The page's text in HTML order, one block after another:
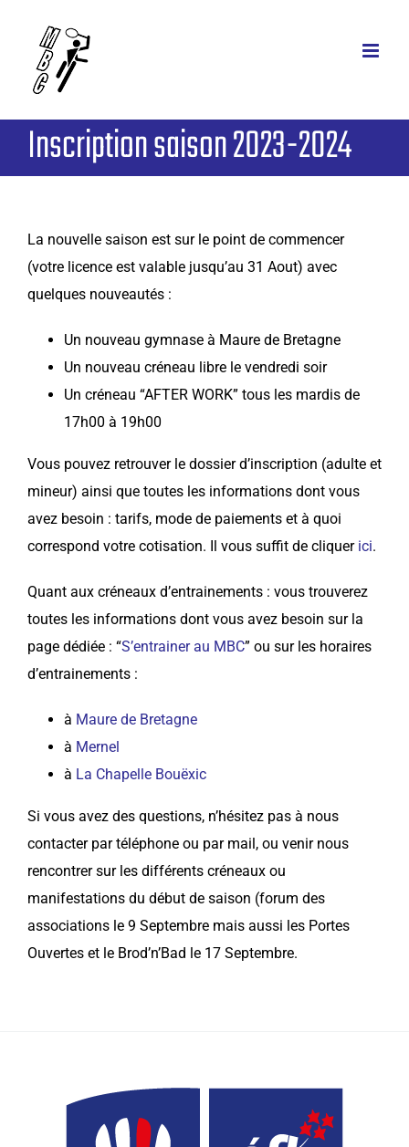
contenu
Inscription saison 2023-2024
La nouvelle saison est sur le point de commencer
(votre licence est valable jusqu’au 31 Aout) avec
quelques nouveautés :
Un nouveau gymnase à Maure de Bretagne
Un nouveau créneau libre le vendredi soir
Un créneau “AFTER WORK” tous les mardis de
17h00 à 19h00
Vous pouvez retrouver le dossier d’inscription (adulte et
mineur) ainsi que toutes les informations dont vous
avez besoin : tarifs, mode de paiements et à quoi
correspond votre cotisation. Il vous suffit de cliquer ici.
Quant aux créneaux d’entrainements : vous trouverez
toutes les informations dont vous avez besoin sur la
page dédiée : “S’entrainer au MBC” ou sur les horaires
d’entrainements :
à Maure de Bretagne
à Mernel
à La Chapelle Bouëxic
Si vous avez des questions, n’hésitez pas à nous
contacter par téléphone ou par mail, ou venir nous
rencontrer sur les différents créneaux ou
manifestations du début de saison (forum des
associations le 9 Septembre mais aussi les Portes
Ouvertes et le Brod’n’Bad le 17 Septembre.